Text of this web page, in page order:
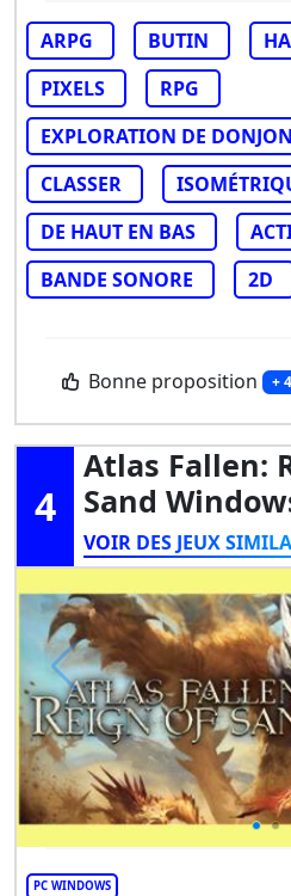
ARPG BUTIN
PIXELS
RPG
EXPLORATION DE DONJON
CLASSER
DE HAUT EN BAS
BANDE SONORE
2D
Bonne proposition + 4
4
Atlas Fallen:
Sand
VOIR DES JEUX
PC WINDOWS